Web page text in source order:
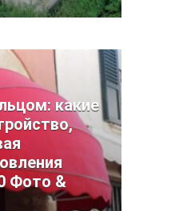
какие
Фото &